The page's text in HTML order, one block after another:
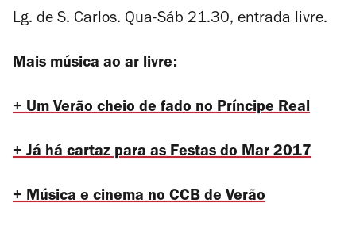
Lg. de S. Carlos. Qua-Sáb 21.30, entrada livre.
Mais música ao ar livre:
+ Um Verão cheio de fado no Príncipe Real
+ Já há cartaz para as Festas do Mar 2017
+ Música e cinema no CCB de Verão